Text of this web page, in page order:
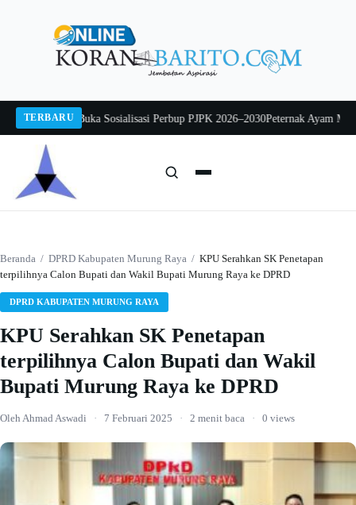
TERBARU
Mintarjo Buka Sosialisasi Perbup PJPK 2026–2030Peternak Ayam
Beranda / DPRD Kabupaten Murung Raya / KPU Serahkan SK Penetapan
terpilihnya Calon Bupati dan Wakil Bupati Murung Raya ke DPRD
DPRD KABUPATEN MURUNG RAYA
KPU Serahkan SK Penetapan
terpilihnya Calon Bupati dan Wakil
Bupati Murung Raya ke DPRD
Oleh Ahmad Aswadi · 7 Februari 2025 · 2 menit baca · 0 views